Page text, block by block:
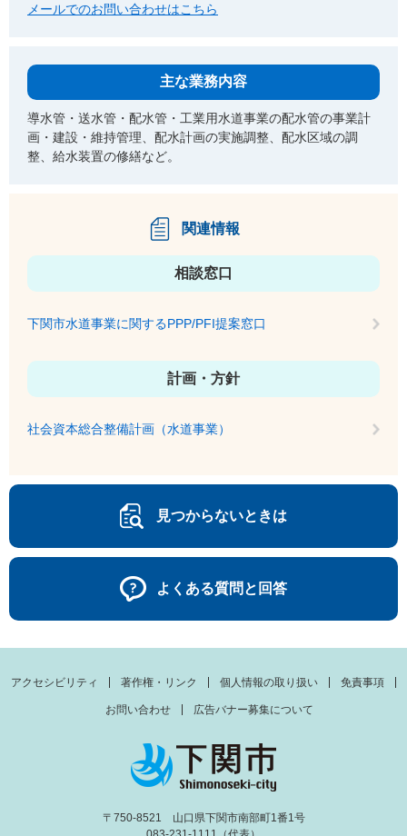
メールでのお問い合わせはこちら
主な業務内容
導水管・送水管・配水管・工業用水道事業の配水管の事業計
画・建設・維持管理、配水計画の実施調整、配水区域の調
整、給水装置の修繕など。
関連情報
相談窓口
下関市水道事業に関するPPP/PFI提案窓口
計画・方針
社会資本総合整備計画（水道事業）
見つからないときは
よくある質問と回答
アクセシビリティ 著作権・リンク 個人情報の取り扱い 免責事項
お問い合わせ 広告バナー募集について
〒750-8521 山口県下関市南部町1番1号